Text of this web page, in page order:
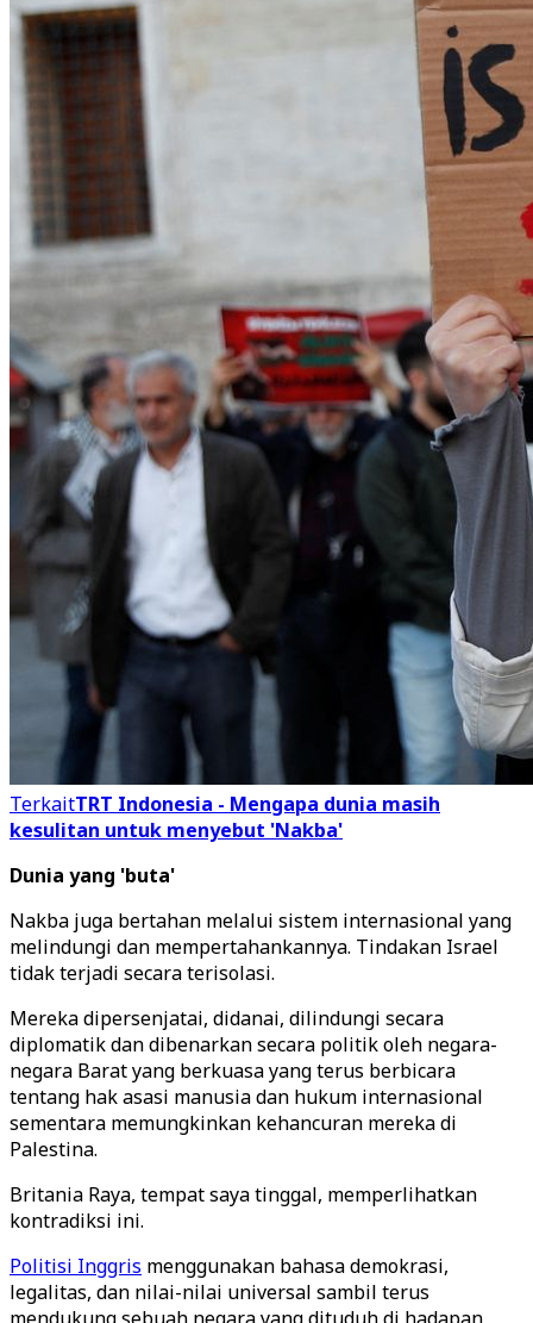
TerkaitTRT Indonesia - Mengapa dunia masih
kesulitan untuk menyebut 'Nakba'
Dunia yang 'buta'
Nakba juga bertahan melalui sistem internasional yang
melindungi dan mempertahankannya. Tindakan Israel
tidak terjadi secara terisolasi.
Mereka dipersenjatai, didanai, dilindungi secara
diplomatik dan dibenarkan secara politik oleh negara-
negara Barat yang berkuasa yang terus berbicara
tentang hak asasi manusia dan hukum internasional
sementara memungkinkan kehancuran mereka di
Palestina.
Britania Raya, tempat saya tinggal, memperlihatkan
kontradiksi ini.
Politisi Inggris menggunakan bahasa demokrasi,
legalitas, dan nilai-nilai universal sambil terus